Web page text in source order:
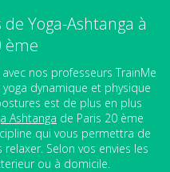
Yoga-Ashtanga à
ème
avec nos professeurs TrainMe
dynamique et physique
est de plus en plus
Ashtanga de Paris 20 ème
qui vous permettra de
Selon vos envies les
ou à domicile.